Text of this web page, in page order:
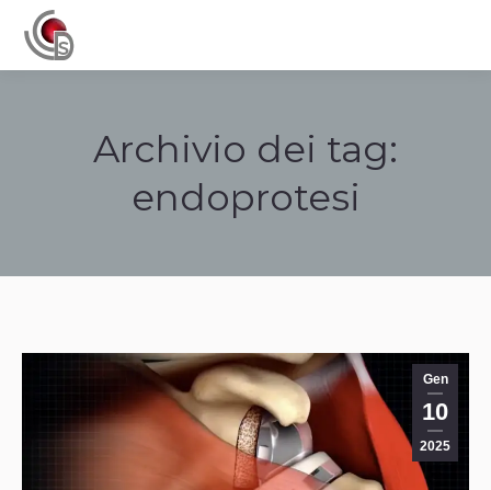
Archivio dei tag:
endoprotesi
Gen
10
2025